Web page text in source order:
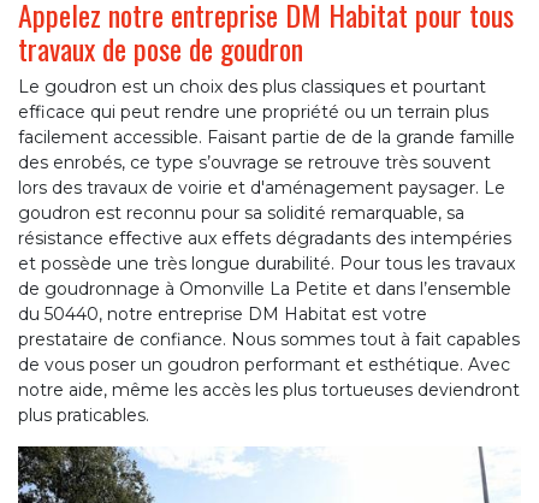
Appelez notre entreprise DM Habitat pour tous
travaux de pose de goudron
Le goudron est un choix des plus classiques et pourtant
efficace qui peut rendre une propriété ou un terrain plus
facilement accessible. Faisant partie de de la grande famille
des enrobés, ce type s’ouvrage se retrouve très souvent
lors des travaux de voirie et d'aménagement paysager. Le
goudron est reconnu pour sa solidité remarquable, sa
résistance effective aux effets dégradants des intempéries
et possède une très longue durabilité. Pour tous les travaux
de goudronnage à Omonville La Petite et dans l’ensemble
du 50440, notre entreprise DM Habitat est votre
prestataire de confiance. Nous sommes tout à fait capables
de vous poser un goudron performant et esthétique. Avec
notre aide, même les accès les plus tortueuses deviendront
plus praticables.